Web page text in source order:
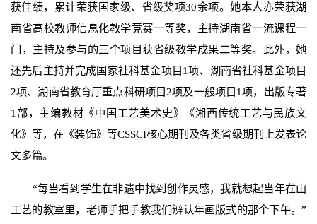
获佳绩，累计荣获国家级、省级奖项30余项。她本人亦荣获湖
南省高校教师信息化教学竞赛一等奖，主持湖南省一流课程一
门，主持及参与的三个项目获省级教学成果二等奖。此外，她
还先后主持并完成国家社科基金项目1项、湖南省社科基金项目
2项、湖南省教育厅重点科研项目2项及一般项目1项，出版专著
1部，主编教材《中国工艺美术史》《湘西传统工艺与民族文
化》等，在《装饰》等CSSCI核心期刊及各类省级期刊上发表论
文多篇。
“每当看到学生在非遗中找到创作灵感，我就想起当年在山
工艺的教室里，老师手把手教我们辨认年画版式的那个下午。”